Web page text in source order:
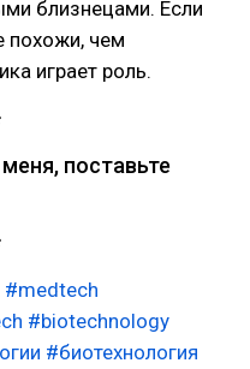
близнецами. Если
похожи, чем
играет роль.
поставьте
#medtech
#biotechnology
#биотехнология